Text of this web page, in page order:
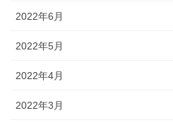
2022年6月
2022年5月
2022年4月
2022年3月